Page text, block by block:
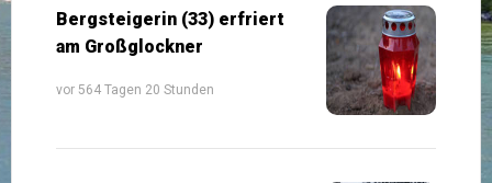
Bergsteigerin (33) erfriert
am Großglockner
vor 564 Tagen 20 Stunden